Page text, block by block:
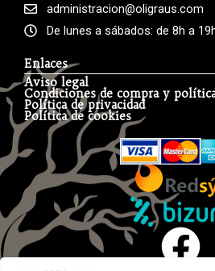
administracion@oligraus.com
De lunes a sábados: de 8h a
Enlaces
Aviso legal
Condiciones de compra y
Política de privacidad
Política de cookies